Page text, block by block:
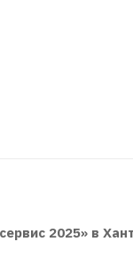
2025» в